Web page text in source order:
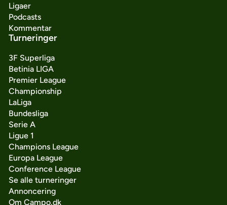
Ligaer
Podcasts
Kommentar
Turneringer
3F Superliga
Betinia LIGA
Premier League
Championship
LaLiga
Bundesliga
Serie A
Ligue 1
Champions League
Europa League
Conference League
Se alle turneringer
Annoncering
Om Campo.dk